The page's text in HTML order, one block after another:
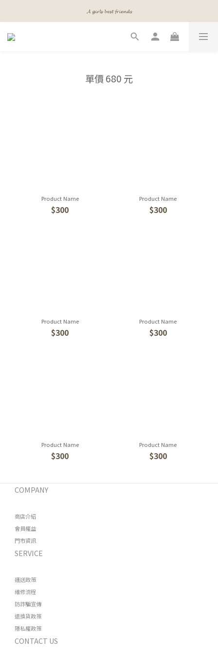
𝓐 𝓰𝓲𝓻𝓵𝓼 𝓫𝓮𝓼𝓽 𝓯𝓻𝓲𝓮𝓷𝓭𝓼
𝓐 𝓰𝓲𝓻𝓵𝓼 𝓫𝓮𝓼𝓽 𝓯𝓻𝓲𝓮𝓷𝓭𝓼
單價 680 元
Product Name
$300
Product Name
$300
Product Name
$300
Product Name
$300
Product Name
$300
Product Name
$300
COMPANY
商店介紹
會員權益
門市資訊
SERVICE
運送政策
維修流程
防詐騙宣傳
退換貨政策
隱私權政策
CONTACT US